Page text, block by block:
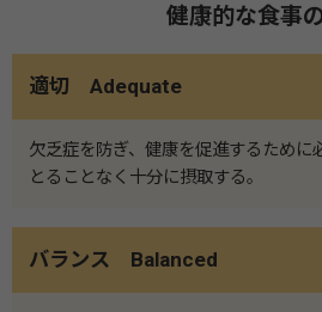
健康的な食事
適切 Adequate
欠乏症を防ぎ、健康を促進するために
とることなく十分に摂取する。
バランス Balanced